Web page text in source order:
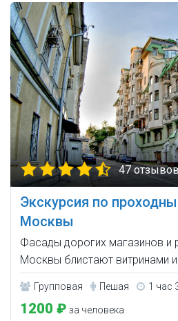
47
Экскурсия по
Москвы
Фасады дорогих магазинов и
Москвы блистают витринами и
Групповая Пешая 1 час
1200 ₽ за человека